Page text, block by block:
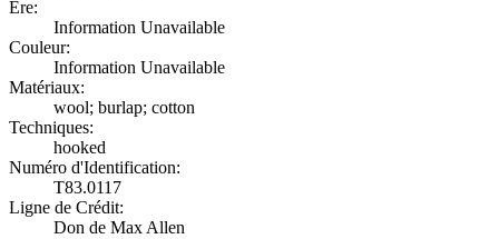
Ère:
Information Unavailable
Couleur:
Information Unavailable
Matériaux:
wool; burlap; cotton
Techniques:
hooked
Numéro d'Identification:
T83.0117
Ligne de Crédit:
Don de Max Allen